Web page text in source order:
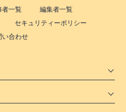
者一覧
編集者一覧
セキュリティーポリシー
い合わせ